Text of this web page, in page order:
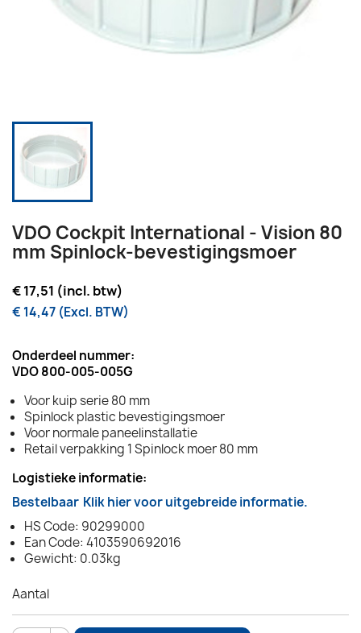
VDO Cockpit International - Vision 80
mm Spinlock-bevestigingsmoer
€ 17,51 (incl. btw)
€ 14,47 (Excl. BTW)
Onderdeel nummer:
VDO 800-005-005G
Voor kuip serie 80 mm
Spinlock plastic bevestigingsmoer
Voor normale paneelinstallatie
Retail verpakking 1 Spinlock moer 80 mm
Logistieke informatie:
Bestelbaar Klik hier voor uitgebreide informatie.
HS Code: 90299000
Ean Code: 4103590692016
Gewicht: 0.03kg
Aantal